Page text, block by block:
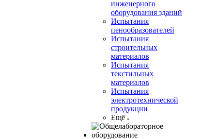
инженерного
оборудования зданий
Испытания
пенообразователей
Испытания
строительных
материалов
Испытания
текстильных
материалов
Испытания
электротехнической
продукции
Ещё